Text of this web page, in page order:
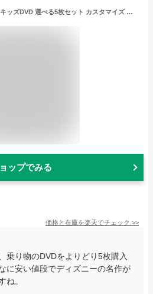
【よりどり5枚セット】キッズDVD 選べる5枚セット カスタマイズ ディズニー作品 トムとジェリー ポパイ チップとデール 童話 しんかんせん のりもの どうぶつ 紙パッケージ 選べる 海外アニメ 名作 乗り物 キッズ 子ども向け ディズニー 動物 新幹線 100円DVD [メール便]
ップでみる
価格と在庫を楽天でチェック >>
乗り物のDVDをよりどり5枚購入
に安い値段でディズニーの名作が
ね。